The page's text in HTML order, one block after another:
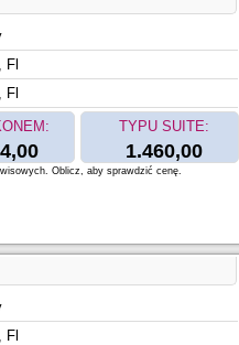
Fl
Fl
TYPU SUITE:
1.460,00
Oblicz, aby sprawdzić cenę.
Fl